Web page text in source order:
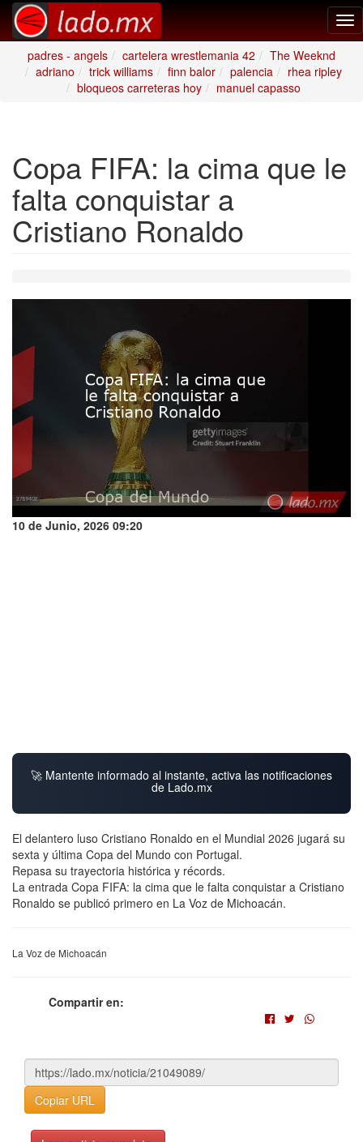
padres - angels
cartelera wrestlemania 42
The Weeknd
adriano
trick williams finn balor palencia
rhea ripley
bloqueos carreteras hoy
manuel capasso
Copa FIFA: la cima que le
falta conquistar a
Cristiano Ronaldo
10 de Junio, 2026 09:20
🚀 Mantente informado al instante, activa las notificaciones
de Lado.mx
El delantero luso Cristiano Ronaldo en el Mundial 2026 jugará su
sexta y última Copa del Mundo con Portugal.
Repasa su trayectoria histórica y récords.
La entrada Copa FIFA: la cima que le falta conquistar a Cristiano
Ronaldo se publicó primero en La Voz de Michoacán.
La Voz de Michoacán
Compartir en:
Copiar URL